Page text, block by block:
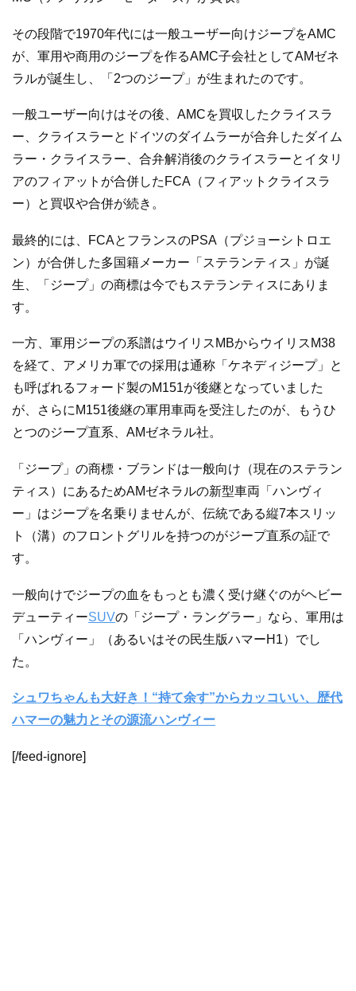
その段階で1970年代には一般ユーザー向けジープをAMC
が、軍用や商用のジープを作るAMC子会社としてAMゼネ
ラルが誕生し、「2つのジープ」が生まれたのです。
一般ユーザー向けはその後、AMCを買収したクライスラ
ー、クライスラーとドイツのダイムラーが合弁したダイム
ラー・クライスラー、合弁解消後のクライスラーとイタリ
アのフィアットが合併したFCA（フィアットクライスラ
ー）と買収や合併が続き。
最終的には、FCAとフランスのPSA（プジョーシトロエ
ン）が合併した多国籍メーカー「ステランティス」が誕
生、「ジープ」の商標は今でもステランティスにありま
す。
一方、軍用ジープの系譜はウイリスMBからウイリスM38
を経て、アメリカ軍での採用は通称「ケネディジープ」と
も呼ばれるフォード製のM151が後継となっていました
が、さらにM151後継の軍用車両を受注したのが、もうひ
とつのジープ直系、AMゼネラル社。
「ジープ」の商標・ブランドは一般向け（現在のステラン
ティス）にあるためAMゼネラルの新型車両「ハンヴィ
ー」はジープを名乗りませんが、伝統である縦7本スリッ
ト（溝）のフロントグリルを持つのがジープ直系の証で
す。
一般向けでジープの血をもっとも濃く受け継ぐのがヘビー
デューティーSUVの「ジープ・ラングラー」なら、軍用は
「ハンヴィー」（あるいはその民生版ハマーH1）でし
た。
シュワちゃんも大好き！“持て余す”からカッコいい、歴代
ハマーの魅力とその源流ハンヴィー
[/feed-ignore]